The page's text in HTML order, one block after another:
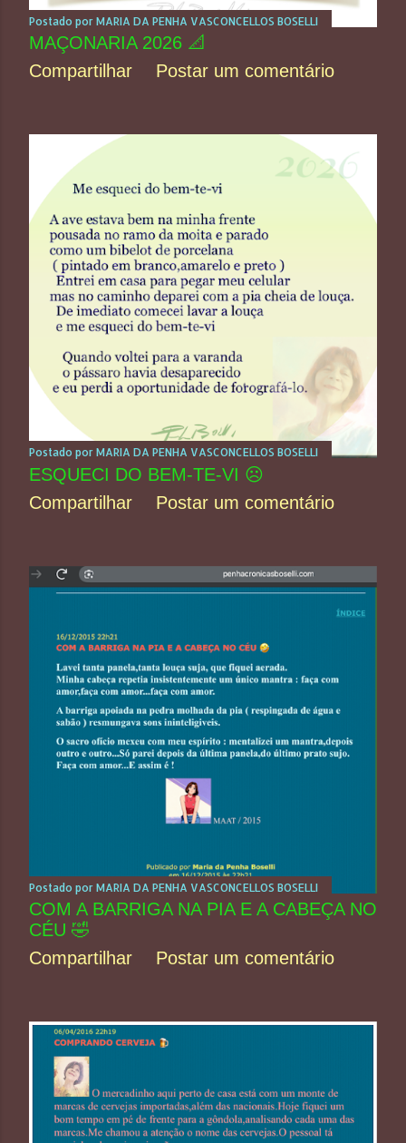
Postado por MARIA DA PENHA VASCONCELLOS BOSELLI
MAÇONARIA 2026 📐
Compartilhar
Postar um comentário
Postado por MARIA DA PENHA VASCONCELLOS BOSELLI
ESQUECI DO BEM-TE-VI ☹️
Compartilhar
Postar um comentário
Postado por MARIA DA PENHA VASCONCELLOS BOSELLI
COM A BARRIGA NA PIA E A CABEÇA NO
CÉU 🤣
Compartilhar
Postar um comentário